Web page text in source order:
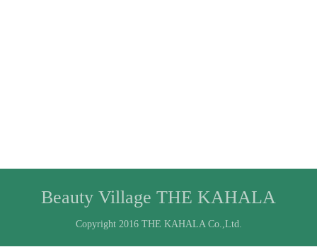
Beauty Village THE KAHALA
Copyright 2016 THE KAHALA Co.,Ltd.